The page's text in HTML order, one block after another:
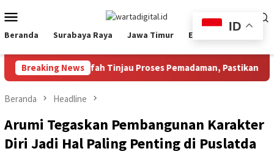
ke
kontenMobile
Beranda Surabaya Raya Jawa Timur Ekbis
Breaking News
Khofifah Tinjau Proses Pemadaman, Pastikan Operasi
Beranda Headline
Arumi Tegaskan Pembangunan Karakter
Diri Jadi Hal Paling Penting di Puslatda
ID